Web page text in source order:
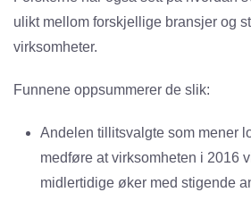
ulikt mellom forskjellige bransjer og
virksomheter.
Funnene oppsummerer de slik:
Andelen tillitsvalgte som mener
medføre at virksomheten i 2016
midlertidige øker med stigende